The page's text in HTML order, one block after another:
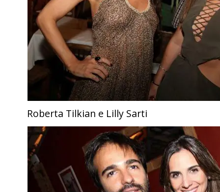
Roberta Tilkian e Lilly Sarti